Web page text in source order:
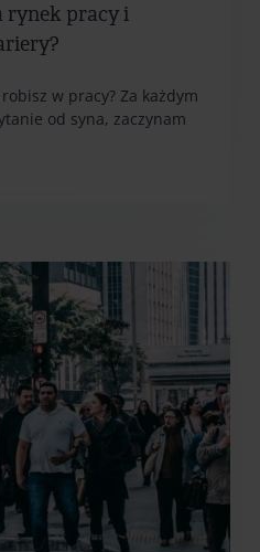
rynek pracy i
w pracy? Za każdym
od syna, zaczynam